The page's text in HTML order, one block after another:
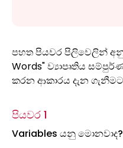
පහත පියවර පිලිවෙලින්
Words" ව්‍යාපෘතිය
කරන ආකාරය දැන
පියවර 1
Variables යනු මොනවාද?